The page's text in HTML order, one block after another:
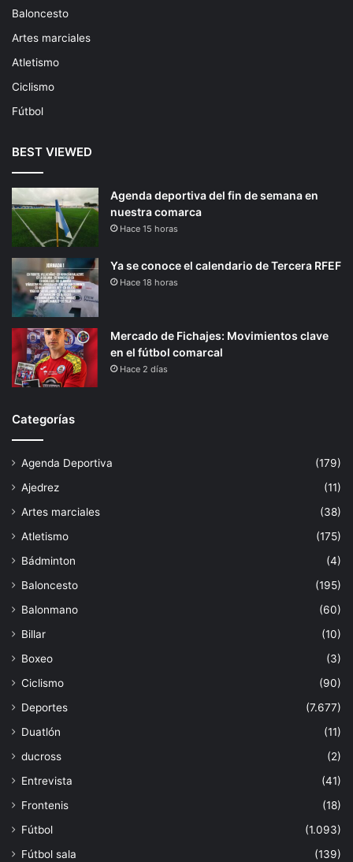
Baloncesto
Artes marciales
Atletismo
Ciclismo
Fútbol
BEST VIEWED
Agenda deportiva del fin de semana en
nuestra comarca
Hace 15 horas
Ya se conoce el calendario de Tercera RFEF
Hace 18 horas
Mercado de Fichajes: Movimientos clave
en el fútbol comarcal
Hace 2 días
Categorías
Agenda Deportiva
(179)
Ajedrez
(11)
Artes marciales
(38)
Atletismo
(175)
Bádminton
(4)
Baloncesto
(195)
Balonmano
(60)
Billar
(10)
Boxeo
(3)
Ciclismo
(90)
Deportes
(7.677)
Duatlón
(11)
ducross
(2)
Entrevista
(41)
Frontenis
(18)
Fútbol
(1.093)
Fútbol sala
(139)